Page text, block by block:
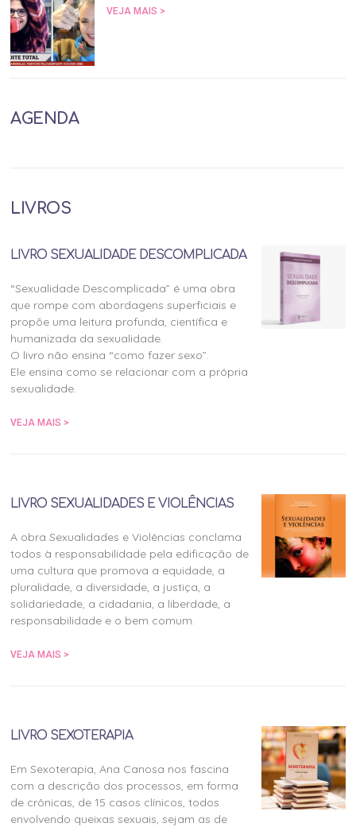
VEJA MAIS >
AGENDA
LIVROS
LIVRO SEXUALIDADE DESCOMPLICADA
“Sexualidade Descomplicada” é uma obra
que rompe com abordagens superficiais e
propõe uma leitura profunda, científica e
humanizada da sexualidade.
O livro não ensina “como fazer sexo”.
Ele ensina como se relacionar com a própria
sexualidade.
VEJA MAIS >
LIVRO SEXUALIDADES E VIOLÊNCIAS
A obra Sexualidades e Violências conclama
todos à responsabilidade pela edificação de
uma cultura que promova a equidade, a
pluralidade, a diversidade, a justiça, a
solidariedade, a cidadania, a liberdade, a
responsabilidade e o bem comum.
VEJA MAIS >
LIVRO SEXOTERAPIA
Em Sexoterapia, Ana Canosa nos fascina
com a descrição dos processos, em forma
de crônicas, de 15 casos clínicos, todos
envolvendo queixas sexuais, sejam as de